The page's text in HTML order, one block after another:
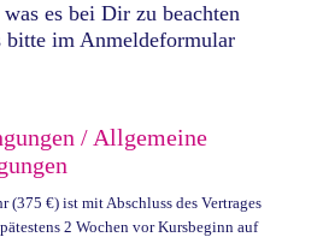
es bei Dir zu beachten
bitte im Anmeldeformular
/ Allgemeine
(375 €) ist mit Abschluss des Vertrages
2 Wochen vor Kursbeginn auf